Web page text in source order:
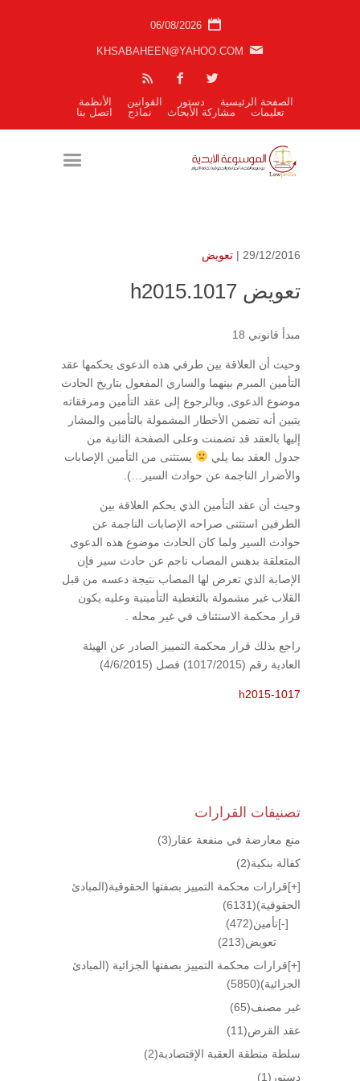
06/08/2026
KHSABAHEEN@YAHOO.COM
الصفحة الرئيسية دستور القوانين
الأنظمة
تعليمات
مشاركة الأبحاث نماذج اتصل بنا
29/12/2016 | تعويض
تعويض h2015.1017
مبدأ قانوني 18
وحيث أن العلاقة بين طرفي هذه الدعوى يحكمها عقد
التأمين المبرم بينهما والساري المفعول بتاريخ الحادث
موضوع الدعوى, وبالرجوع إلى عقد التأمين ومرفقاته
يتبين أنه تضمن الأخطار المشمولة بالتأمين والمشار
إليها بالعقد قد تضمنت وعلى الصفحة الثانية من
جدول العقد بما يلي
يستثنى من التأمين الإصابات
والأضرار الناجمة عن حوادث السير…).
وحيث أن عقد التأمين الذي يحكم العلاقة بين
الطرفين استثنى صراحه الإصابات الناجمة عن
حوادث السير ولما كان الحادث موضوع هذه الدعوى
المتعلقة بدهس المصاب ناجم عن حادث سير فإن
الإصابة الذي تعرض لها المصاب نتيجة دعسه من قبل
القلاب غير مشمولة بالتغطية التأمينية وعليه يكون
قرار محكمة الاستئناف في غير محله .
راجع بذلك قرار محكمة التمييز الصادر عن الهيئة
العادية رقم (1017/2015) فصل (4/6/2015)
h2015-1017
تصنيفات القرارات
منع معارضة في منفعة عقار (3)
كفالة بنكية(2)
[+]قرارات محكمة التمييز بصفتها الحقوقية(المبادئ
الحقوقية)(6131)
[-]تأمين(472)
تعويض(213)
[+]قرارات محكمة التمييز بصفتها الجزائية (المبادئ
الجزائية)(5850)
غير مصنف(65)
عقد القرض(11)
سلطة منطقة العقبة الإقتصادية(2)
دستور (1)